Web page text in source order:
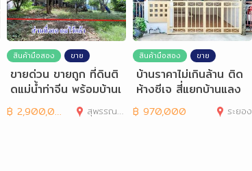
สินค้ามือสอง ขาย
ขายด่วน ขายถูก ที่ดินติ
ดแม่น้ำท่าจีน พร้อมบ้านเ
ดี่ยว
฿ 2,900,000 สุพรรณบุรี
สินค้ามือสอง ขาย
บ้านราคาไม่เกินล้าน ติด
ห้างซีเจ สี่แยกบ้านแลง
ทำเลดี
฿ 970,000 ระยอง